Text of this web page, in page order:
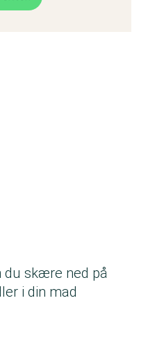
du skære ned på
i din mad